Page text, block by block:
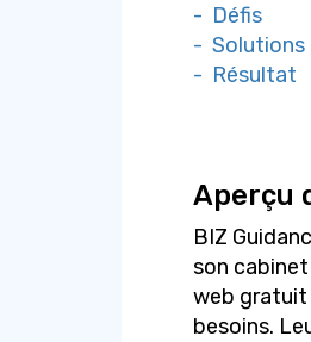
- Défis
- Solutions
- Résultat
Aperçu
BIZ
son
web gratuit
besoins.